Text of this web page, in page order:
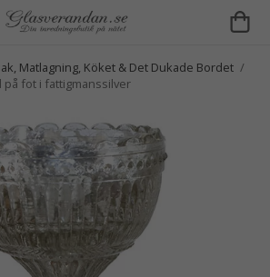
Matlagning, Köket & Det Dukade Bordet /
på fot i fattigmanssilver